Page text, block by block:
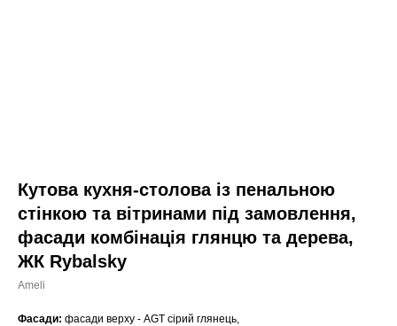
Кутова кухня-столова із пенальною
стінкою та вітринами під замовлення,
фасади комбінація глянцю та дерева,
ЖК Rybalsky
Ameli
Фасади: фасади верху - AGT сірий глянець,